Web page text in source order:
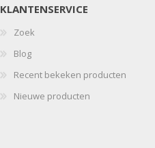
KLANTENSERVICE
Zoek
Blog
Recent bekeken producten
Nieuwe producten